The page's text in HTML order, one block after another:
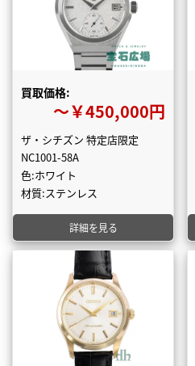
買取価格:
〜￥450,000円
ザ・シチズン 特定店限定
NC1001-58A
色:ホワイト
材質:ステンレス
詳細を見る